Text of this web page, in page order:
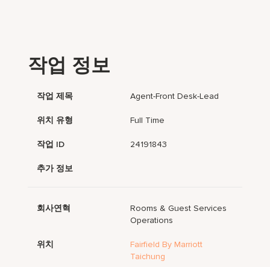
작업 정보
작업 제목 Agent-Front Desk-Lead
위치 유형 Full Time
작업 ID 24191843
추가 정보
회사연혁
Rooms & Guest Services
Operations
위치
Fairfield By Marriott
Taichung